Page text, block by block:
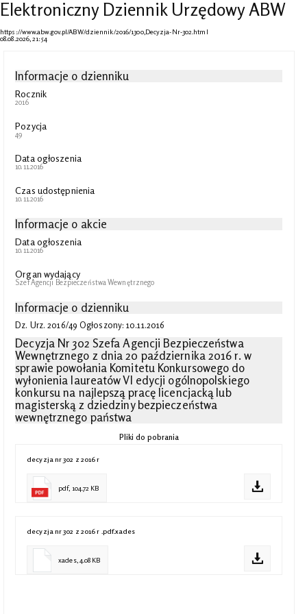
Elektroniczny Dziennik Urzędowy ABW
https://www.abw.gov.pl/ABW/dziennik/2016/1300,Decyzja-Nr-302.html
08.08.2026, 21:54
Informacje o dzienniku
Rocznik
2016
Pozycja
49
Data ogłoszenia
10.11.2016
Czas udostępnienia
10.11.2016
Informacje o akcie
Data ogłoszenia
10.11.2016
Organ wydający
Szef Agencji Bezpieczeństwa Wewnętrznego
Informacje o dzienniku
Dz. Urz. 2016/49 Ogłoszony: 10.11.2016
Decyzja Nr 302 Szefa Agencji Bezpieczeństwa
Wewnętrznego z dnia 20 października 2016 r. w
sprawie powołania Komitetu Konkursowego do
wyłonienia laureatów VI edycji ogólnopolskiego
konkursu na najlepszą pracę licencjacką lub
magisterską z dziedziny bezpieczeństwa
wewnętrznego państwa
Pliki do pobrania
decyzja nr 302 z 2016 r
pdf, 104.72 KB
decyzja nr 302 z 2016 r .pdf.xades
xades, 4.08 KB